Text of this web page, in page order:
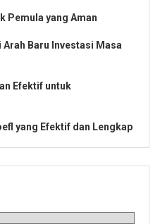
Pemula yang Aman
Baru Investasi Masa
Efektif untuk
yang Efektif dan Lengkap